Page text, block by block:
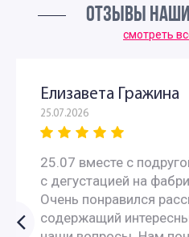
Экскурсии для
Экскурсии для
Экскурсии для школьников
ОТЗЫВЫ
смотреть
Елизавета Гражина
25.07.2026
25.07 вместе с
с дегустацией на
Очень понравился
содержащий